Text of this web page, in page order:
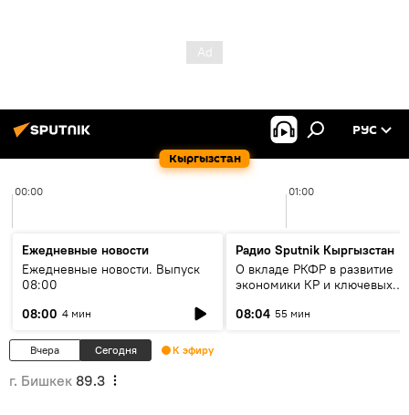
Кыргызстан
РУС
00:00 01:00
Ежедневные новости
Ежедневные новости. Выпуск
08:00
08:00 4 мин
Радио Sputnik Кыргызстан
О вкладе РКФР в развитие
экономики КР и ключевых
08:04 55 мин
Вчера Сегодня К эфиру
г. Бишкек 89.3